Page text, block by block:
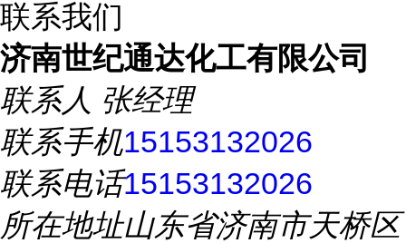
联系我们
济南世纪通达化工有限公司
联系人 张经理
联系手机15153132026
联系电话15153132026
所在地址山东省济南市天桥区